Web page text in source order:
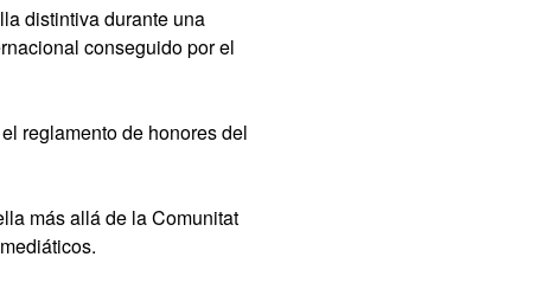
distintiva durante una
conseguido por el
reglamento de honores del
más allá de la Comunitat